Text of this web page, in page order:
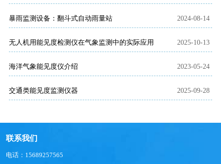
暴雨监测设备：翻斗式自动雨量站 2024-08-14
无人机用能见度检测仪在气象监测中的实际应用 2025-10-13
海洋气象能见度仪介绍 2023-05-24
交通类能见度监测仪器 2025-09-28
联系我们
电话：15689257565